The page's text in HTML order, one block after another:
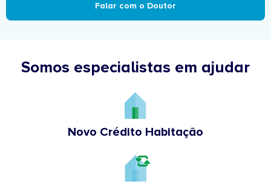
Falar com o Doutor
Somos especialistas em ajudar
Novo Crédito Habitação